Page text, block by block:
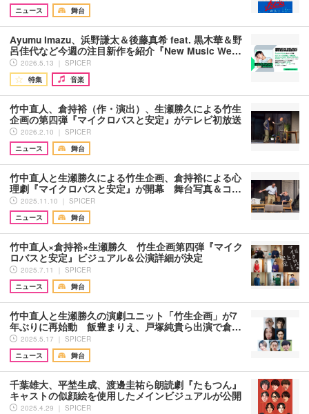
ニュース
舞台
Ayumu Imazu、浜野謙太＆後藤真希 feat. 黒木華＆野
呂佳代など今週の注目新作を紹介『New Music We…
2026.5.13 ｜ SPICER
特集
音楽
竹中直人、倉持裕（作・演出）、生瀬勝久による竹生
企画の第四弾『マイクロバスと安定』がテレビ初放送
2026.2.10 ｜ SPICER
ニュース
舞台
竹中直人と生瀬勝久による竹生企画、倉持裕による心
理劇『マイクロバスと安定』が開幕 舞台写真＆コ…
2025.11.10 ｜ SPICER
ニュース
舞台
竹中直人×倉持裕×生瀬勝久 竹生企画第四弾『マイク
ロバスと安定』ビジュアル＆公演詳細が決定
2025.7.11 ｜ SPICER
ニュース
舞台
竹中直人と生瀬勝久の演劇ユニット「竹生企画」が7
年ぶりに再始動 飯豊まりえ、戸塚純貴ら出演で倉…
2025.5.17 ｜ SPICER
ニュース
舞台
千葉雄大、平埜生成、渡邊圭祐ら朗読劇『たもつん』
キャストの似顔絵を使用したメインビジュアルが公開
2025.4.29 ｜ SPICER